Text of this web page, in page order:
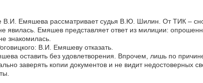
В.И. Емяшева рассматривает судья В.Ю. Шилин. От ТИК –
явилась. Емяшев представляет ответ из милиции:
знакомилась.
В.И. Емяшеву отказать.
оставить без удовлетворения. Впрочем, лишь по
заверять копии документов и не видит недостоверных